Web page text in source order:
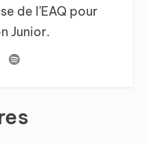
de l'EAQ pour
Junior.